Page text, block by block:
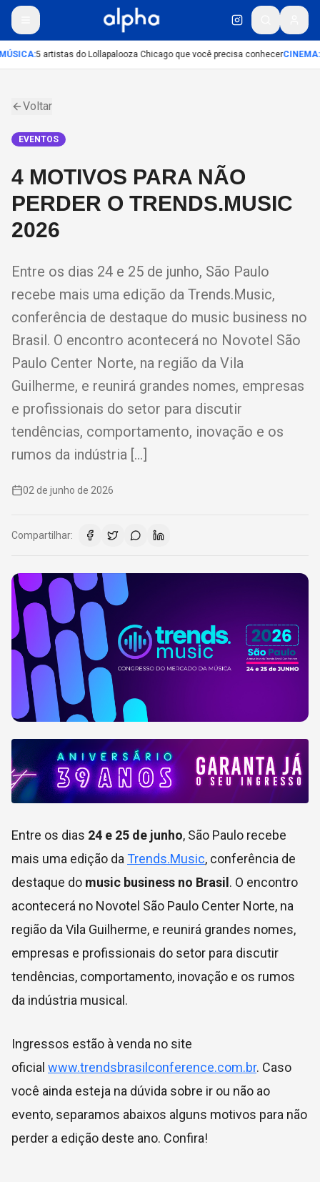
:5 artistas do Lollapalooza Chicago que você precisa conhecerCINEMA:
Voltar
EVENTOS
4 MOTIVOS PARA NÃO
PERDER O TRENDS.MUSIC
2026
Entre os dias 24 e 25 de junho, São Paulo
recebe mais uma edição da Trends.Music,
conferência de destaque do music business no
Brasil. O encontro acontecerá no Novotel São
Paulo Center Norte, na região da Vila
Guilherme, e reunirá grandes nomes, empresas
e profissionais do setor para discutir
tendências, comportamento, inovação e os
rumos da indústria […]
02 de junho de 2026
Compartilhar:
Entre os dias 24 e 25 de junho, São Paulo recebe
mais uma edição da Trends.Music, conferência de
destaque do music business no Brasil . O encontro
acontecerá no Novotel São Paulo Center Norte, na
região da Vila Guilherme, e reunirá grandes nomes,
empresas e profissionais do setor para discutir
tendências, comportamento, inovação e os rumos
da indústria musical.
Ingressos estão à venda no site
oficial www.trendsbrasilconference.com.br. Caso
você ainda esteja na dúvida sobre ir ou não ao
evento, separamos abaixos alguns motivos para não
perder a edição deste ano. Confira!